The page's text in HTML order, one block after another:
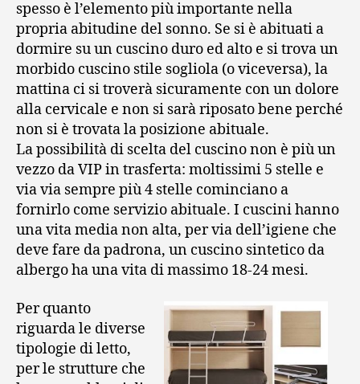
spesso è l’elemento più importante nella
propria abitudine del sonno. Se si è abituati a
dormire su un cuscino duro ed alto e si trova un
morbido cuscino stile sogliola (o viceversa), la
mattina ci si troverà sicuramente con un dolore
alla cervicale e non si sarà riposato bene perché
non si è trovata la posizione abituale.
La possibilità di scelta del cuscino non è più un
vezzo da VIP in trasferta: moltissimi 5 stelle e
via via sempre più 4 stelle cominciano a
fornirlo come servizio abituale. I cuscini hanno
una vita media non alta, per via dell’igiene che
deve fare da padrona, un cuscino sintetico da
albergo ha una vita di massimo 18-24 mesi.
Per quanto
riguarda le diverse
tipologie di letto,
per le strutture che